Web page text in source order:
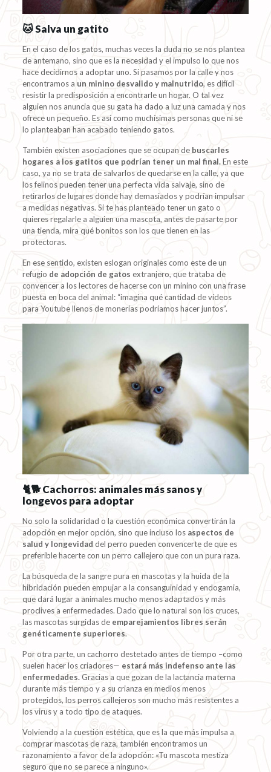
🐱 Salva un gatito
En el caso de los gatos, muchas veces la duda no se nos plantea
de antemano, sino que es la necesidad y el impulso lo que nos
hace decidirnos a adoptar uno. Si pasamos por la calle y nos
encontramos a un minino desvalido y malnutrido, es difícil
resistir la predisposición a encontrarle un hogar. O tal vez
alguien nos anuncia que su gata ha dado a luz una camada y nos
ofrece un pequeño. Es así como muchísimas personas que ni se
lo planteaban han acabado teniendo gatos.
También existen asociaciones que se ocupan de buscarles
hogares a los gatitos que podrían tener un mal final.En este
caso, ya no se trata de salvarlos de quedarse en la calle, ya que
los felinos pueden tener una perfecta vida salvaje, sino de
retirarlos de lugares donde hay demasiados y podrían impulsar
a medidas negativas. Si te has planteado tener un gato o
quieres regalarle a alguien una mascota, antes de pasarte por
una tienda, mira qué bonitos son los que tienen en las
protectoras.
En ese sentido, existen eslogan originales como este de un
refugio de adopción de gatosextranjero, que trataba de
convencer a los lectores de hacerse con un minino con una frase
puesta en boca del animal: “imagina qué cantidad de vídeos
para Youtube llenos de monerías podríamos hacer juntos”.
🐈🐕 Cachorros: animales más sanos y
longevos para adoptar
No solo la solidaridad o la cuestión económica convertirán la
adopción en mejor opción, sino que incluso los aspectos de
salud y longevidaddel perro pueden convencerte de que es
preferible hacerte con un perro callejero que con un pura raza.
La búsqueda de la sangre pura en mascotas y la huida de la
hibridación pueden empujar a la consanguinidad y endogamia,
que dará lugar a animales mucho menos adaptados y más
proclives a enfermedades. Dado que lo natural son los cruces,
las mascotas surgidas de emparejamientos libres serán
genéticamente superiores.
Por otra parte, un cachorro destetado antes de tiempo –como
suelen hacer los criadores— estará más indefenso ante las
enfermedades.Gracias a que gozan de la lactancia materna
durante más tiempo y a su crianza en medios menos
protegidos, los perros callejeros son mucho más resistentes a
los virus y a todo tipo de ataques.
Volviendo a la cuestión estética, que es la que más impulsa a
comprar mascotas de raza, también encontramos un
razonamiento a favor de la adopción: «Tu mascota mestiza
seguro que no se parece a ninguno».